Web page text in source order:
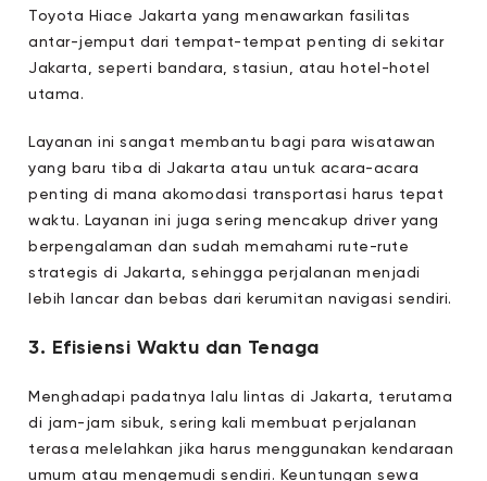
Toyota Hiace Jakarta yang menawarkan fasilitas
antar-jemput dari tempat-tempat penting di sekitar
Jakarta, seperti bandara, stasiun, atau hotel-hotel
utama.
Layanan ini sangat membantu bagi para wisatawan
yang baru tiba di Jakarta atau untuk acara-acara
penting di mana akomodasi transportasi harus tepat
waktu. Layanan ini juga sering mencakup driver yang
berpengalaman dan sudah memahami rute-rute
strategis di Jakarta, sehingga perjalanan menjadi
lebih lancar dan bebas dari kerumitan navigasi sendiri.
3. Efisiensi Waktu dan Tenaga
Menghadapi padatnya lalu lintas di Jakarta, terutama
di jam-jam sibuk, sering kali membuat perjalanan
terasa melelahkan jika harus menggunakan kendaraan
umum atau mengemudi sendiri. Keuntungan sewa